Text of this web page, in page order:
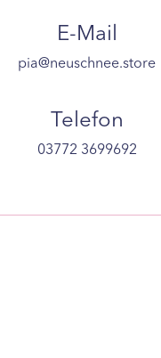
E-Mail
pia@neuschnee.store
Telefon
03772 3699692